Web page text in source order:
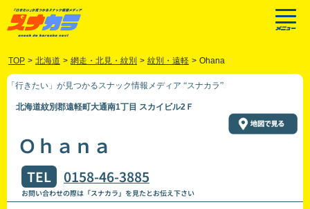
TOP > 北海道 > 網走・北見・紋別 > 紋別・遠軽 > Ohana
「行きたい」が見つかるスナック情報メディア “スナカラ”
北海道紋別郡遠軽町大通南1丁目 スカイビル2Ｆ
Ｏｈａｎａ
TEL 0158-46-3885
お問い合わせの際は「スナカラ」を見たとお伝え下さい